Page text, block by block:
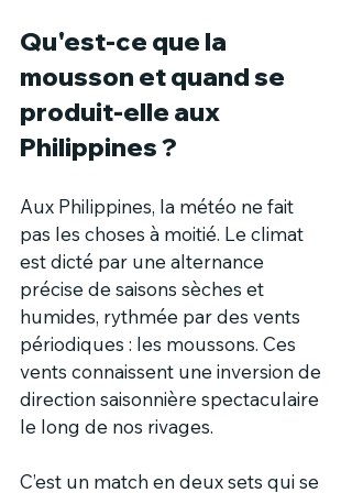
Qu'est-ce que la
mousson et quand se
produit-elle aux
Philippines ?
Aux Philippines, la météo ne fait
pas les choses à moitié. Le climat
est dicté par une alternance
précise de saisons sèches et
humides, rythmée par des vents
périodiques : les moussons. Ces
vents connaissent une inversion de
direction saisonnière spectaculaire
le long de nos rivages.
C’est un match en deux sets qui se